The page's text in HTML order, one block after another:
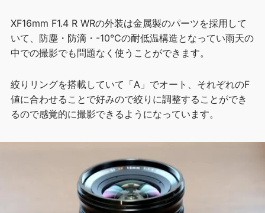
XF16mm F1.4 R WRの外装は金属製のパーツを採用して
いて、防塵・防滴・-10°Cの耐低温構造となってい雨天の
中での撮影でも問題なく使うことができます。
絞りリングを搭載していて「A」でオート、それぞれのF
値に合わせることで好みので絞りに調整することができ
るので感覚的に撮影できるようになっています。